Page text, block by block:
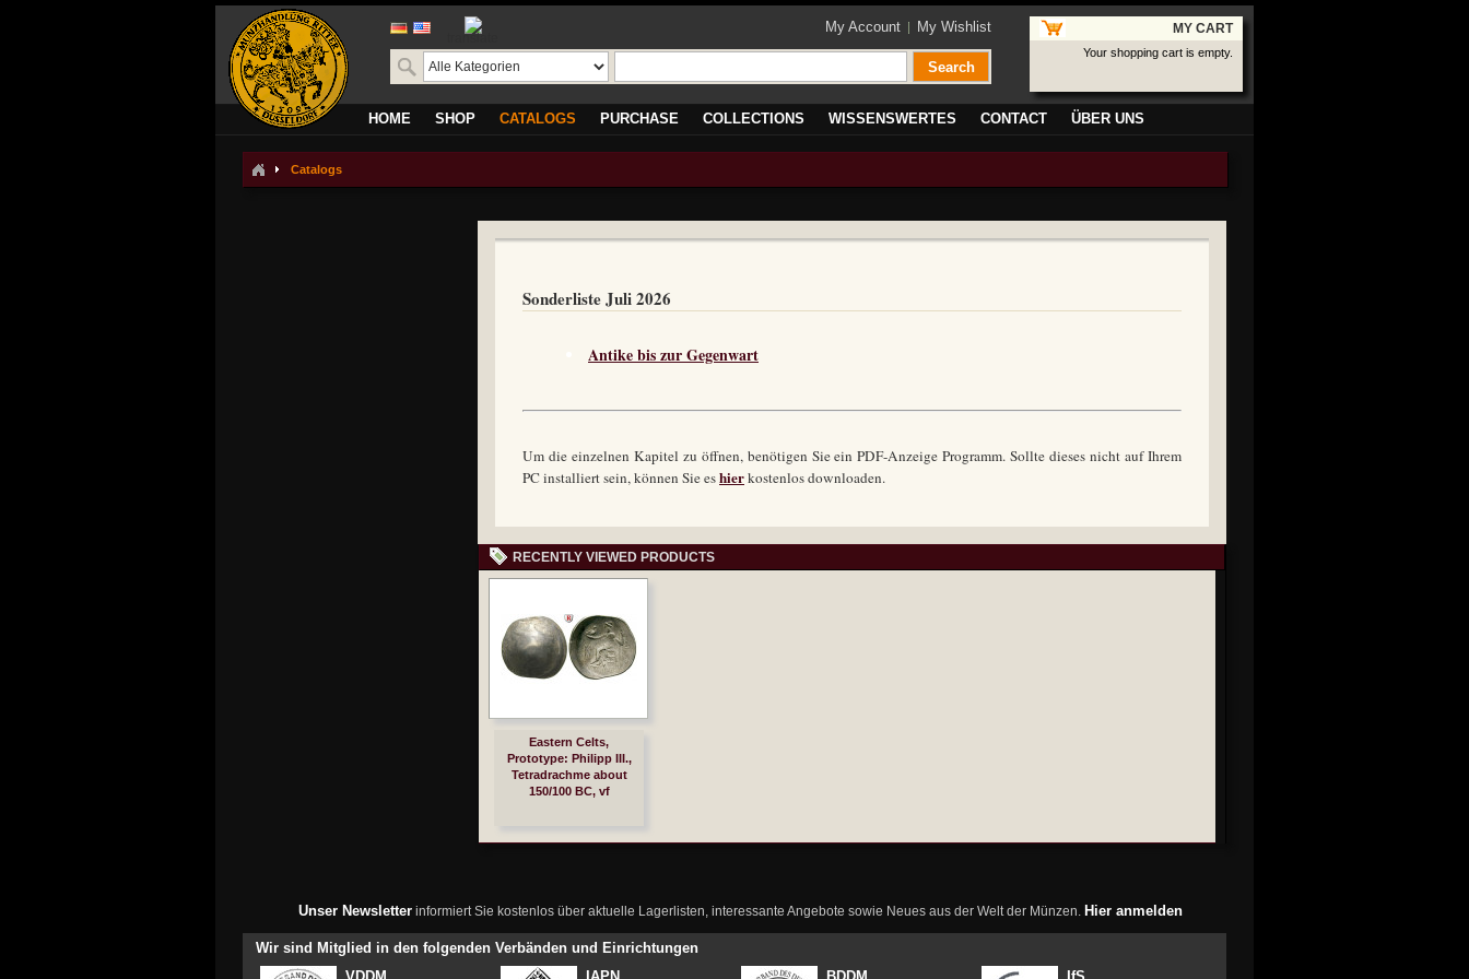
translate
My Account My Wishlist
Search
MY CART
Your shopping cart is empty.
HOME SHOP CATALOGS PURCHASE COLLECTIONS WISSENSWERTES CONTACT ÜBER UNS
Catalogs
Sonderliste Juli 2026
Antike bis zur Gegenwart
Um die einzelnen Kapitel zu öffnen, benötigen Sie ein PDF-Anzeige Programm. Sollte dieses nicht auf Ihrem
PC installiert sein, können Sie eshierkostenlos downloaden.
RECENTLY VIEWED PRODUCTS
Eastern Celts,
Prototype: Philipp III.,
Tetradrachme about
150/100 BC, vf
Unser Newsletterinformiert Sie kostenlos über aktuelle Lagerlisten, interessante Angebote sowie Neues aus der Welt der Münzen. Hier anmelden
Wir sind Mitglied in den folgenden Verbänden und Einrichtungen